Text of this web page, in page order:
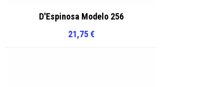
D'Espinosa Modelo 256
21,75€